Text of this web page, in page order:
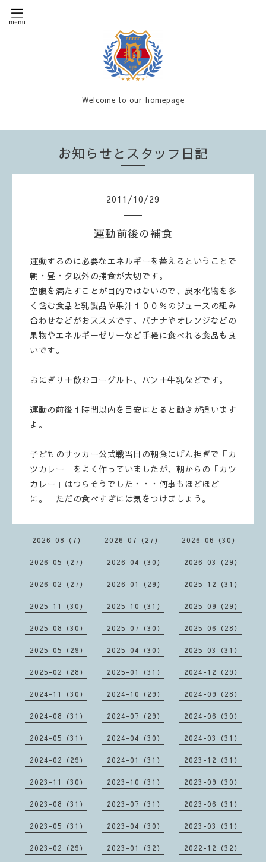
Welcome to our homepage
お知らせとスタッフ日記
2011 /10/29
運動前後の補食
運動するのに必要なエネルギーを蓄えるということで
朝・昼・夕以外の捕食が大切です。
空腹を満たすことが目的ではないので、炭水化物を多
く含む食品と乳製品や果汁１００％のジュースの組み
合わせなどがおススメです。バナナやオレンジなどの
果物やエネルギーゼリーなど手軽に食べれる食品も良
いです。
おにぎり＋飲むヨーグルト、パン＋牛乳などです。
運動の前後１時間以内を目安にとると動きが違います
よ。
子どものサッカー公式戦当日の朝食にげん担ぎで「カ
ツカレー」をよく作っていましたが、朝からの「カツ
カレー」はつらそうでした・・・何事もほどほど
に。 ただの食べすぎには気をつけましょう。
2026-08（7） 2026-07（27） 2026-06（30）
2026-05（27） 2026-04（30） 2026-03（29）
2026-02（27） 2026-01（29） 2025-12（31）
2025-11（30） 2025-10（31） 2025-09（29）
2025-08（30） 2025-07（30） 2025-06（28）
2025-05（29） 2025-04（30） 2025-03（31）
2025-02（28） 2025-01（31） 2024-12（29）
2024-11（30） 2024-10（29） 2024-09（28）
2024-08（31） 2024-07（29） 2024-06（30）
2024-05（31） 2024-04（30） 2024-03（31）
2024-02（29） 2024-01（31） 2023-12（31）
2023-11（30） 2023-10（31） 2023-09（30）
2023-08（31） 2023-07（31） 2023-06（31）
2023-05（31） 2023-04（30） 2023-03（31）
2023-02（29） 2023-01（32） 2022-12（32）